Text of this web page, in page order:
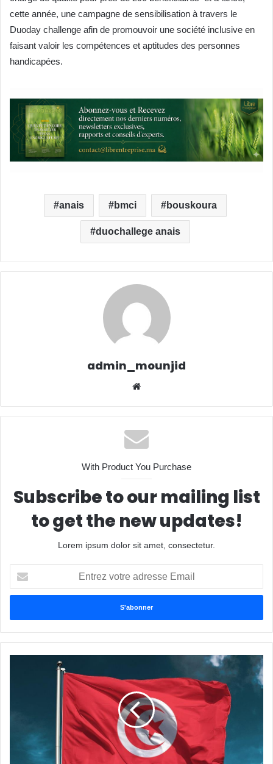
cette année, une campagne de sensibilisation à travers le
Duoday challenge afin de promouvoir une société inclusive en
faisant valoir les compétences et aptitudes des personnes
handicapées.
anais bmci bouskoura
duochallege anais
admin_mounjid
e
With Product You Purchase
Subscribe to our mailing list
to get the new updates!
Lorem ipsum dolor sit amet, consectetur.
t
e
z